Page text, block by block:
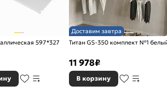
597*327
Доставим завтра
Титан GS-350 комплект №1
11 978₽
В корзину